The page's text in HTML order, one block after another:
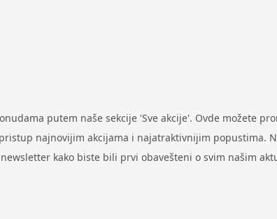
putem naše sekcije 'Sve akcije'. Ovde možete
najnovijim akcijama i najatraktivnijim popustima.
kako biste bili prvi obavešteni o svim našim